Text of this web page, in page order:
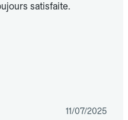
satisfaite.
11/07/2025